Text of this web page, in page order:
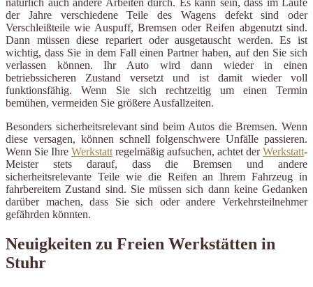
natürlich auch andere Arbeiten durch. Es kann sein, dass im Laufe
der Jahre verschiedene Teile des Wagens defekt sind oder
Verschleißteile wie Auspuff, Bremsen oder Reifen abgenutzt sind.
Dann müssen diese repariert oder ausgetauscht werden. Es ist
wichtig, dass Sie in dem Fall einen Partner haben, auf den Sie sich
verlassen können. Ihr Auto wird dann wieder in einen
betriebssicheren Zustand versetzt und ist damit wieder voll
funktionsfähig. Wenn Sie sich rechtzeitig um einen Termin
bemühen, vermeiden Sie größere Ausfallzeiten.
Besonders sicherheitsrelevant sind beim Autos die Bremsen. Wenn
diese versagen, können schnell folgenschwere Unfälle passieren.
Wenn Sie Ihre Werkstatt regelmäßig aufsuchen, achtet derWerkstatt-
Meister stets darauf, dass die Bremsen und andere
sicherheitsrelevante Teile wie die Reifen an Ihrem Fahrzeug in
fahrbereitem Zustand sind. Sie müssen sich dann keine Gedanken
darüber machen, dass Sie sich oder andere Verkehrsteilnehmer
gefährden könnten.
Neuigkeiten zu Freien Werkstätten in
Stuhr